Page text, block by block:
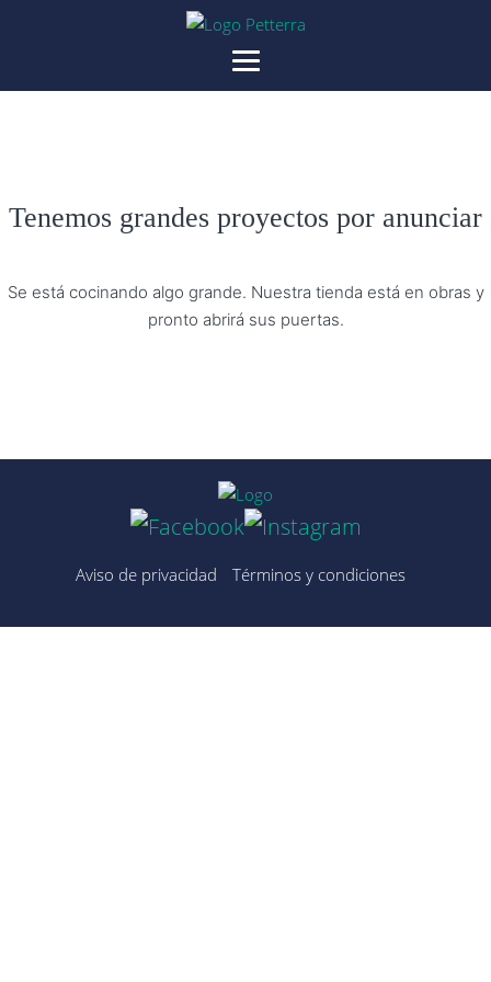
Tenemos grandes proyectos por anunciar
Se está cocinando algo grande. Nuestra tienda está en obras y
pronto abrirá sus puertas.
Aviso de privacidad Términos y condiciones